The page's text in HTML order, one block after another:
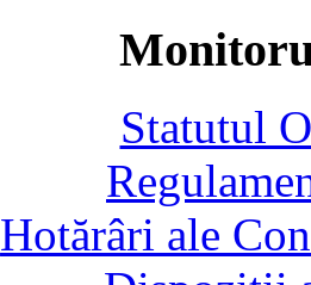
Statutul
Hotărâri ale